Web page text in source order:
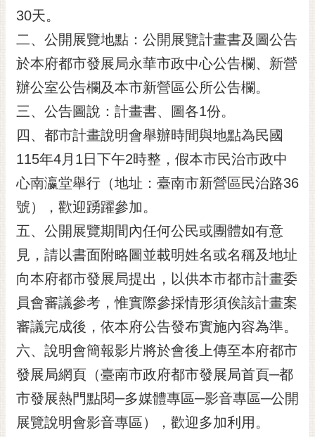
閱
電
子
報
市
民
箱
English
本
語
隱
私
權
及
安
全
政
策
網
站
30天。
二、公開展覽地點：公開展覽計畫書及圖公告
於本府都市發展局永華市政中心公告欄、新營
辦公室公告欄及本市新營區公所公告欄。
三、公告圖說：計畫書、圖各1份。
四、都市計畫說明會舉辦時間與地點為民國
115年4月1日下午2時整，假本市民治市政中
心南瀛堂舉行（地址：臺南市新營區民治路36
號），歡迎踴躍參加。
五、公開展覽期間內任何公民或團體如有意
見，請以書面附略圖並載明姓名或名稱及地址
向本府都市發展局提出，以供本市都市計畫委
員會審議參考，惟實際參採情形須俟該計畫案
審議完成後，依本府公告發布實施內容為準。
六、說明會簡報影片將於會後上傳至本府都市
發展局網頁（臺南市政府都市發展局首頁─都
市發展熱門點閱─多媒體專區─影音專區─公開
展覽說明會影音專區），歡迎多加利用。